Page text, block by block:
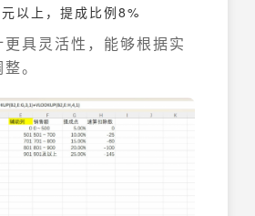
以上，提成比例8%
具灵活性，能够根据实
。